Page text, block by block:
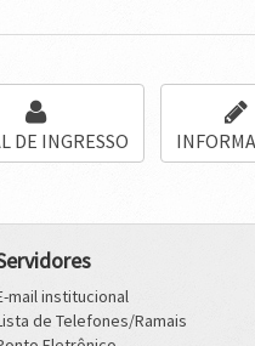
DE INGRESSO
mail institucional
de Telefones/Ramais